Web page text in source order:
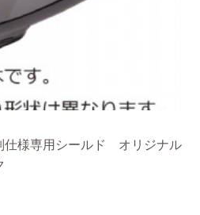
仕様専用シールド オリジナル